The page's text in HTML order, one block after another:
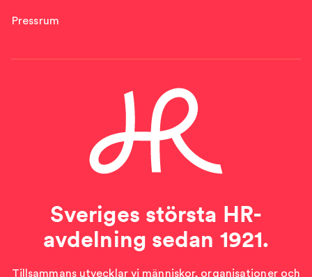
Pressrum
Sveriges största HR-
avdelning sedan 1921.
Tillsammans utvecklar vi människor, organisationer och